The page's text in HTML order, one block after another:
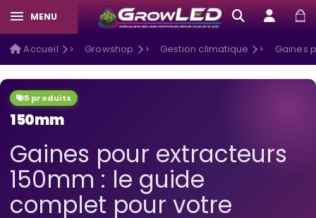
MENU
Accueil Growshop Gestion climatique Gaines
5 produits
150mm
Gaines pour extracteurs
150mm : le guide
complet pour votre